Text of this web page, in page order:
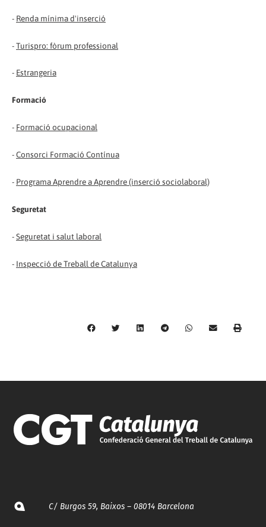
- Renda mínima d'inserció
-Turispro: fòrum professional
- Estrangeria
Formació
- Formació ocupacional
-Consorci Formació Contínua
- Programa Aprendre a Aprendre (inserció sociolaboral)
Seguretat
-Seguretat i salut laboral
- Inspecció de Treball de Catalunya
C/ Burgos 59, Baixos – 08014 Barcelona